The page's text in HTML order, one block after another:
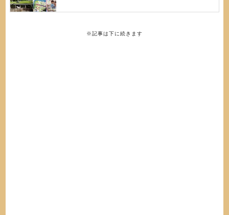
※記事は下に続きます